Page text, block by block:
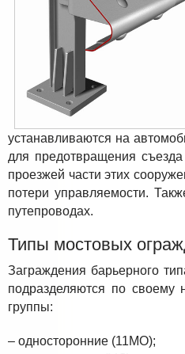
устанавливаются на
для предотвращения
проезжей части этих
потери управляемости.
путепроводах.
Типы мостовых
Заграждения барьерного
подразделяются по
группы:
– односторонние (11МО);